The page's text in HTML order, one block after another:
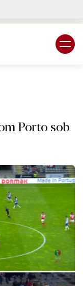
Porto sob